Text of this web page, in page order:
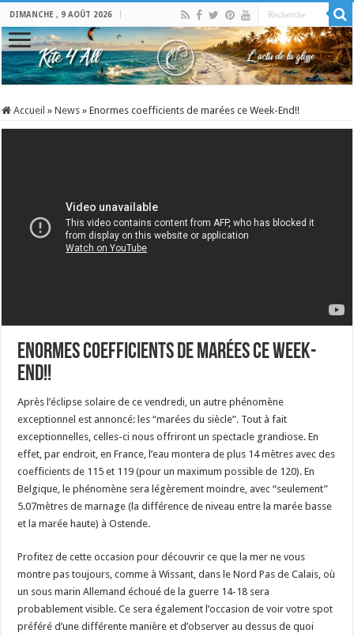
DIMANCHE , 9 AOÛT 2026
Accueil » News » Enormes coefficients de marées ce Week-End!!
Enormes coefficients de marées ce Week-
End!!
Après l’éclipse solaire de ce vendredi, un autre phénomène
exceptionnel est annoncé: les “marées du siècle”. Tout à fait
exceptionnelles, celles-ci nous offriront un spectacle grandiose. En
effet, par endroit, en France, l’eau montera de plus 14 mètres avec des
coefficients de 115 et 119 (pour un maximum possible de 120). En
Belgique, le phénomène sera légèrement moindre, avec “seulement”
5.07mètres de marnage (la différence de niveau entre la marée basse
et la marée haute) à Ostende.
Profitez de cette occasion pour découvrir ce que la mer ne vous
montre pas toujours, comme à Wissant, dans le Nord Pas de Calais, où
un sous marin Allemand échoué de la guerre 14-18 sera
probablement visible. Ce sera également l’occasion de voir votre spot
préféré d’une différente manière et d’observer au dessus de quoi